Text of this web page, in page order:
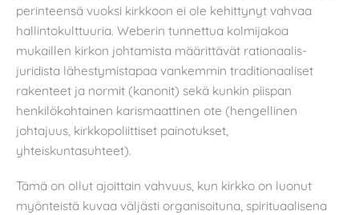
perinteensä vuoksi kirkkoon ei ole kehittynyt vahvaa
hallintokulttuuria. Weberin tunnettua kolmijakoa
mukaillen kirkon johtamista määrittävät rationaalis-
juridista lähestymistapaa vankemmin traditionaaliset
rakenteet ja normit (kanonit) sekä kunkin piispan
henkilökohtainen karismaattinen ote (hengellinen
johtajuus, kirkkopoliittiset painotukset,
yhteiskuntasuhteet).
Tämä on ollut ajoittain vahvuus, kun kirkko on luonut
myönteistä kuvaa väljästi organisoituna, spirituaalisena